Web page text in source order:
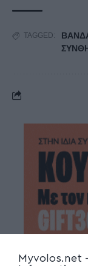
Myvolos.net
TAGGED: